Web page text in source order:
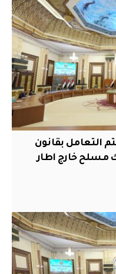
30 ايلول سيتم التعامل بقانون
مسلح خارج اطار